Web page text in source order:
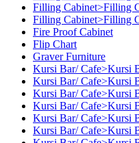
Filling Cabinet>Filling
Filling Cabinet>Filling
Fire Proof Cabinet
Flip Chart
Graver Furniture
Kursi Bar/ Cafe>Kursi
Kursi Bar/ Cafe>Kursi
Kursi Bar/ Cafe>Kursi
Kursi Bar/ Cafe>Kursi
Kursi Bar/ Cafe>Kursi
Kursi Bar/ Cafe>Kursi